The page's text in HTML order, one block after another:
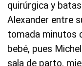
quirúrgica y
Alexander entre
tomada minutos
bebé, pues
sala de parto,